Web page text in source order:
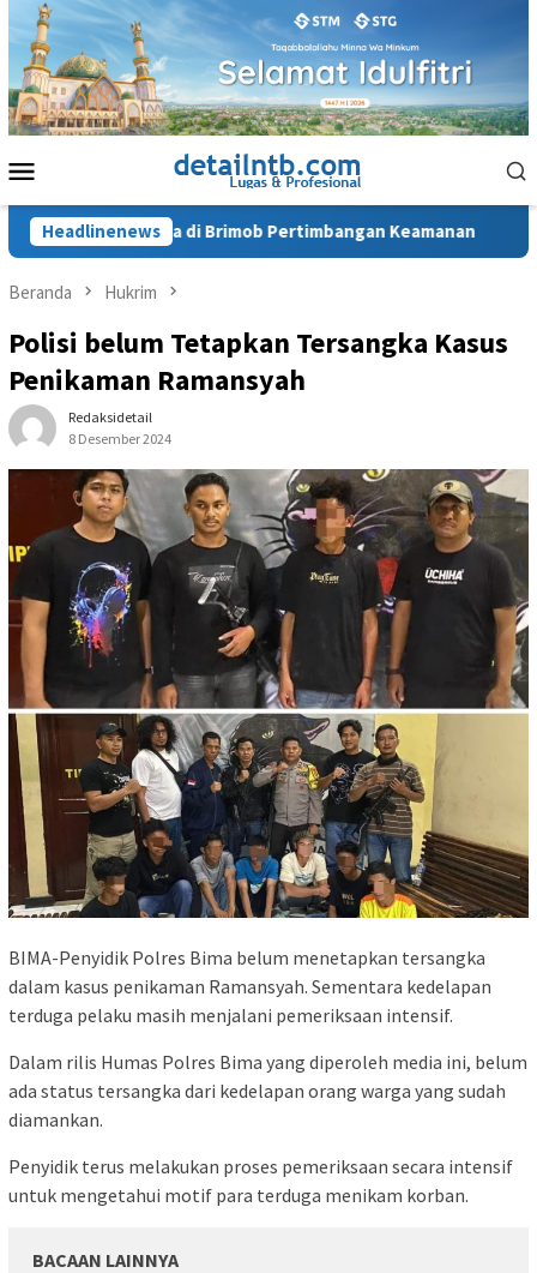
Loncat
konten
Mobile
Headlinenews
Kota di Brimob Pertimbangan Keamanan Terdakwa
Beranda Hukrim
Polisi belum Tetapkan Tersangka Kasus
Penikaman Ramansyah
Redaksidetail
8 Desember 2024
BIMA-Penyidik Polres Bima belum menetapkan tersangka
dalam kasus penikaman Ramansyah. Sementara kedelapan
terduga pelaku masih menjalani pemeriksaan intensif.
Dalam rilis Humas Polres Bima yang diperoleh media ini, belum
ada status tersangka dari kedelapan orang warga yang sudah
diamankan.
Penyidik terus melakukan proses pemeriksaan secara intensif
untuk mengetahui motif para terduga menikam korban.
BACAAN LAINNYA